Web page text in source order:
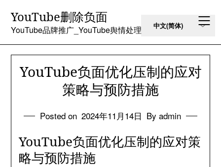
content
YouTube删除负面
YouTube品牌推广_YouTube舆情处理
YouTube负面优化压制的应对
策略与预防措施
Posted on 2024年11月14日 By admin
YouTube负面优化压制的应对策
略与预防措施